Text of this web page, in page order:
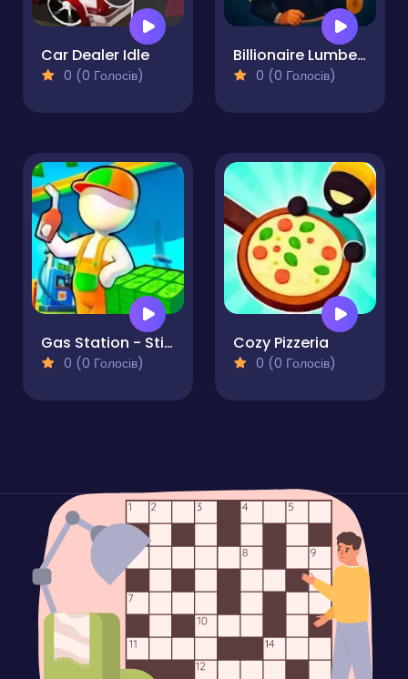
Car Dealer Idle
0 (0 Голосів)
Billionaire Lumber Empire Idle Tycoon
0 (0 Голосів)
Gas Station - Stick Simulator
0 (0 Голосів)
Cozy Pizzeria
0 (0 Голосів)